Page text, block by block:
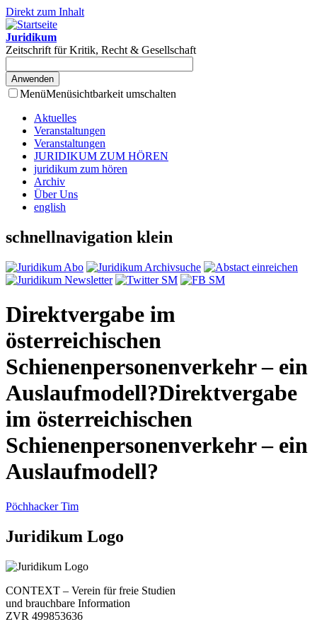
Direkt zum Inhalt
Juridikum
Zeitschrift für Kritik, Recht & Gesellschaft
MenüMenüsichtbarkeit umschalten
Aktuelles
Veranstaltungen
Veranstaltungen
JURIDIKUM ZUM HÖREN
juridikum zum hören
Archiv
Über Uns
english
schnellnavigation klein
Direktvergabe im
österreichischen
Schienenpersonenverkehr – ein
Auslaufmodell?Direktvergabe
im österreichischen
Schienenpersonenverkehr – ein
Auslaufmodell?
Pöchhacker Tim
Juridikum Logo
CONTEXT – Verein für freie Studien
und brauchbare Information
ZVR 499853636